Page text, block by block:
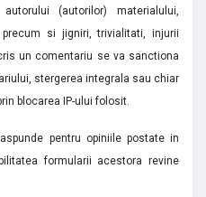
(autorilor) materialului,
si jigniri, trivialitati, injurii
un comentariu se va sanctiona
stergerea integrala sau chiar
blocarea IP-ului folosit.
pentru opiniile postate in
formularii acestora revine